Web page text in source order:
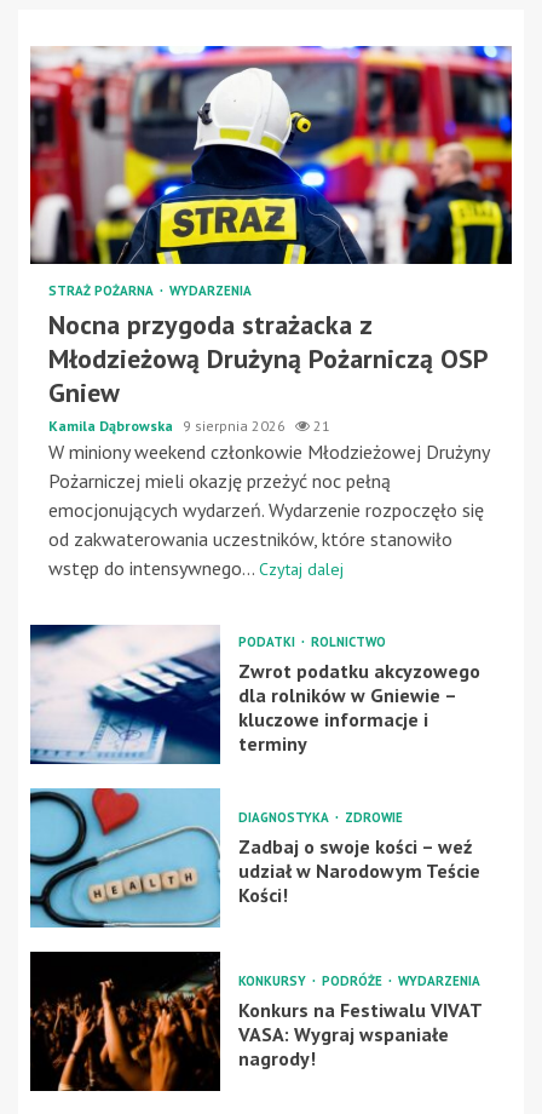
STRAŻ POŻARNA WYDARZENIA
Nocna przygoda strażacka z
Młodzieżową Drużyną Pożarniczą OSP
Gniew
Kamila Dąbrowska 9 sierpnia 2026 21
W miniony weekend członkowie Młodzieżowej Drużyny
Pożarniczej mieli okazję przeżyć noc pełną
emocjonujących wydarzeń. Wydarzenie rozpoczęło się
od zakwaterowania uczestników, które stanowiło
wstęp do intensywnego... Czytaj dalej
PODATKI ROLNICTWO
Zwrot podatku akcyzowego
dla rolników w Gniewie –
kluczowe informacje i
terminy
DIAGNOSTYKA ZDROWIE
Zadbaj o swoje kości – weź
udział w Narodowym Teście
Kości!
KONKURSY PODRÓŻE WYDARZENIA
Konkurs na Festiwalu VIVAT
VASA: Wygraj wspaniałe
nagrody!